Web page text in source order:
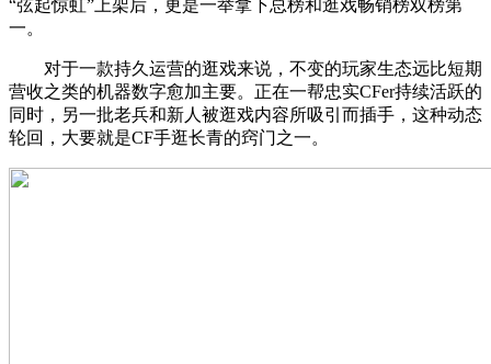
“弦起惊虹”上架后，更是一举拿下总榜和逛戏畅销榜双榜第
一。
对于一款持久运营的逛戏来说，不变的玩家生态远比短期
营收之类的机器数字愈加主要。正在一帮忠实CFer持续活跃的
同时，另一批老兵和新人被逛戏内容所吸引而插手，这种动态
轮回，大要就是CF手逛长青的窍门之一。